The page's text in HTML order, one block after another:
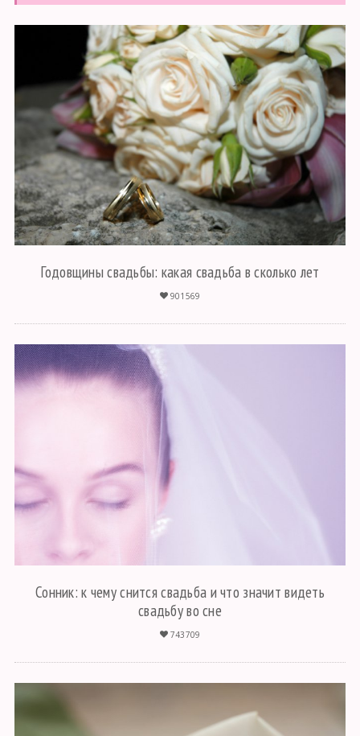
Годовщины свадьбы: какая свадьба в сколько лет
901569
Сонник: к чему снится свадьба и что значит видеть
свадьбу во сне
743709